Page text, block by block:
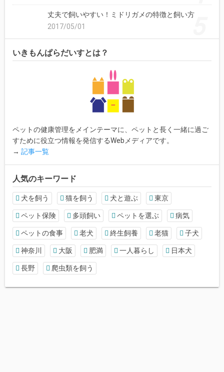
丈夫で飼いやすい！ミドリガメの特徴と飼い方
2017/05/01
いきもんぱらだいすとは？
ペットの健康管理をメインテーマに、ペットと長く一緒に過ご
すために役立つ情報を発信するWebメディアです。
→ 記事一覧
人気のキーワード
犬を飼う 猫を飼う 犬と遊ぶ 東京
ペット保険 多頭飼い ペットを選ぶ 病気
ペットの食事 老犬 終生飼養 老猫 子犬
神奈川 大阪 肥満 一人暮らし 日本犬
長野 爬虫類を飼う